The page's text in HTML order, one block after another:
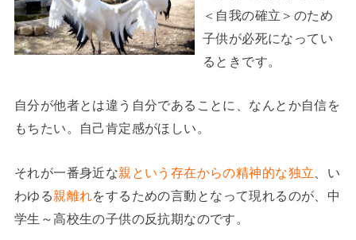
＜自我の確立＞のため
子供が必死になってい
るときです。
自分が他者とは違う自分であることに、なんとか自信を
もちたい。自己肯定感がほしい。
それが一番身近な親という存在からの精神的な独立 、い
わゆる親離れをするための言動となって現れるのが、中
学生～高校生の子供の反抗期なのです。